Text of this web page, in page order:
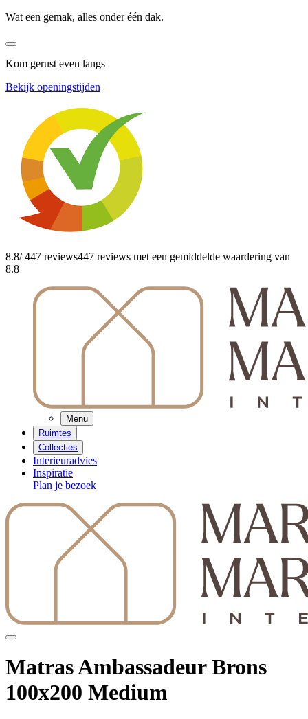
Wat een gemak, alles onder één dak.
Kom gerust even langs
Bekijk openingstijden
8.8/ 447 reviews447 reviews met een gemiddelde waardering van
8.8
Menu
Ruimtes
Collecties
Interieuradvies
Inspiratie
Plan je bezoek
Matras Ambassadeur Brons
100x200 Medium